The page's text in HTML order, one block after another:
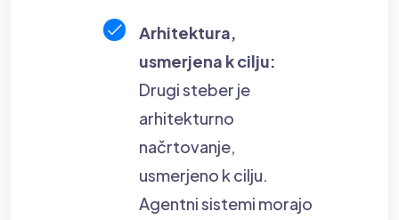
Arhitektura,
usmerjena k cilju:
Drugi steber je
arhitekturno
načrtovanje,
usmerjeno k cilju.
Agentni sistemi morajo